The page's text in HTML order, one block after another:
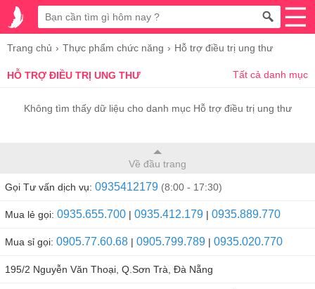
Trang chủ Thực phẩm chức năng Hỗ trợ điều trị ung thư
HỖ TRỢ ĐIỀU TRỊ UNG THƯ Tất cả danh mục
Không tìm thấy dữ liệu cho danh mục Hỗ trợ điều trị ung thư
Về đầu trang
Gọi Tư vấn dịch vụ: 0935412179 (8:00 - 17:30)
Mua lẻ gọi: 0935.655.700 | 0935.412.179 | 0935.889.770
Mua sỉ gọi: 0905.77.60.68 | 0905.799.789 | 0935.020.770
195/2 Nguyễn Văn Thoại, Q.Sơn Trà, Đà Nẵng